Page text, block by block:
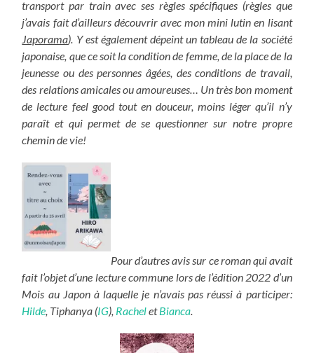
transport par train avec ses règles spécifiques (règles que
j’avais fait d’ailleurs découvrir avec mon mini lutin en lisant
Japorama). Y est également dépeint un tableau de la société
japonaise, que ce soit la condition de femme, de la place de la
jeunesse ou des personnes âgées, des conditions de travail,
des relations amicales ou amoureuses… Un très bon moment
de lecture feel good tout en douceur, moins léger qu’il n’y
paraît et qui permet de se questionner sur notre propre
chemin de vie!
Pour d’autres avis sur ce roman qui avait
fait l’objet d’une lecture commune lors de l’édition 2022 d’un
Mois au Japon à laquelle je n’avais pas réussi à participer:
Hilde, Tiphanya (IG), RacheletBianca.